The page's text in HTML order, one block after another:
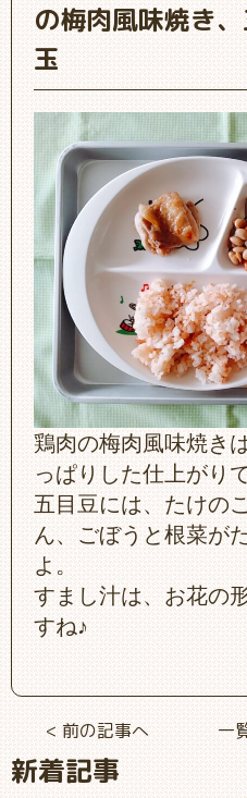
新着記事
の梅肉風味焼き
玉
鶏肉の梅肉風味焼き
っぱりした仕上がり
五目豆には、たけの
ん、ごぼうと根菜が
よ。
すまし汁は、お花の
すね♪
< 前の記事へ 一